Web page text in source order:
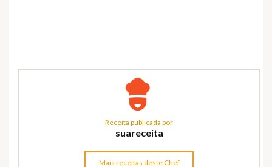
Receita publicada por
suareceita
Mais receitas deste Chef